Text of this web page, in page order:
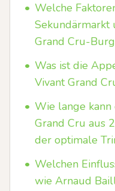
• Welche
Sekundärmarkt
Grand Cru-
• Was ist die
Vivant Grand
• Wie lange kann
Grand Cru aus
der optimale
• Welchen
wie Arnaud